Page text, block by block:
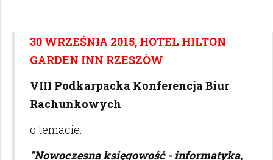
30 WRZEŚNIA 2015, HOTEL HILTON
GARDEN INN RZESZÓW
VIII Podkarpacka Konferencja Biur
Rachunkowych
o temacie:
"Nowoczesna księgowość - informatyka,